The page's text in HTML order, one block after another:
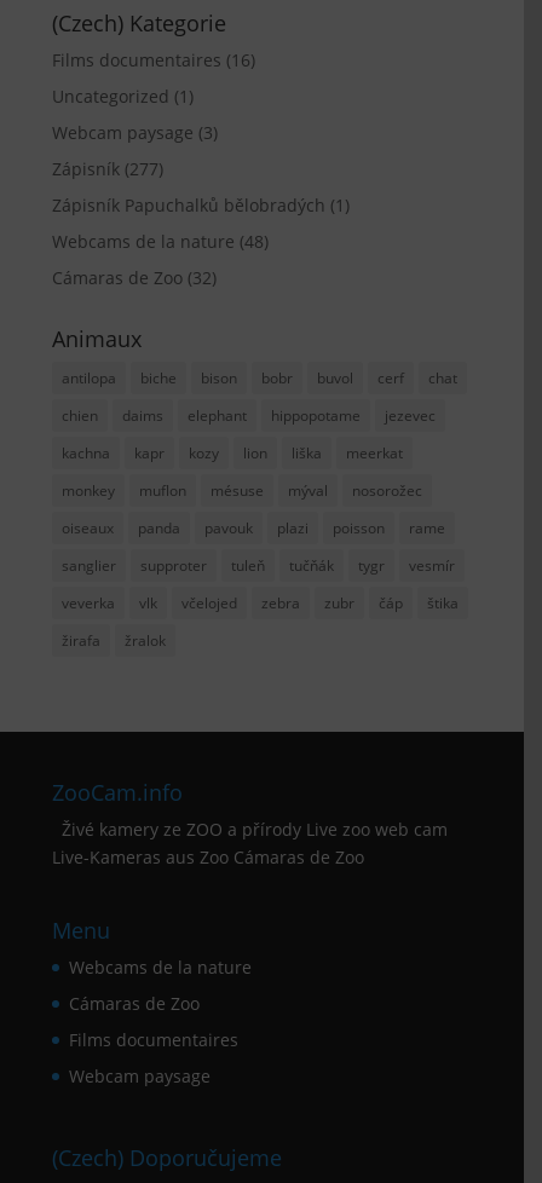
(Czech) Kategorie
Films documentaires (16)
Uncategorized (1)
Webcam paysage (3)
Zápisník (277)
Zápisník Papuchalků bělobradých (1)
Webcams de la nature (48)
Cámaras de Zoo (32)
Animaux
antilopa biche bison bobr buvol cerf
chat
chien
daims elephant hippopotame
jezevec
kachna
kapr kozy lion liška
meerkat
monkey
muflon mésuse mýval
nosorožec
oiseaux
panda pavouk plazi poisson
rame
sanglier
supproter tuleň tučňák tygr
vesmír
veverka
vlk včelojed zebra zubr čáp
štika
žirafa
žralok
ZooCam.info
Živé kamery ze ZOO a přírody Live zoo web cam
Live-Kameras aus Zoo Cámaras de Zoo
Menu
Webcams de la nature
Cámaras de Zoo
Films documentaires
Webcam paysage
(Czech) Doporučujeme